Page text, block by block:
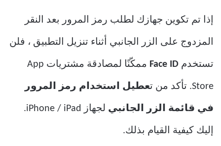
إذا تم تكوين جهازك لطلب رمز المرور بعد النقر
المزدوج على الزر الجانبي أثناء تنزيل التطبيق ، فلن
تستخدم Face ID ممكّنًا لمصادقة مشتريات App
Store. تأكد من ت عطيل استخدام رمز المرور
في قائمة الزر الجانبي لجهاز iPhone / iPad.
إليك كيفية القيام بذلك.